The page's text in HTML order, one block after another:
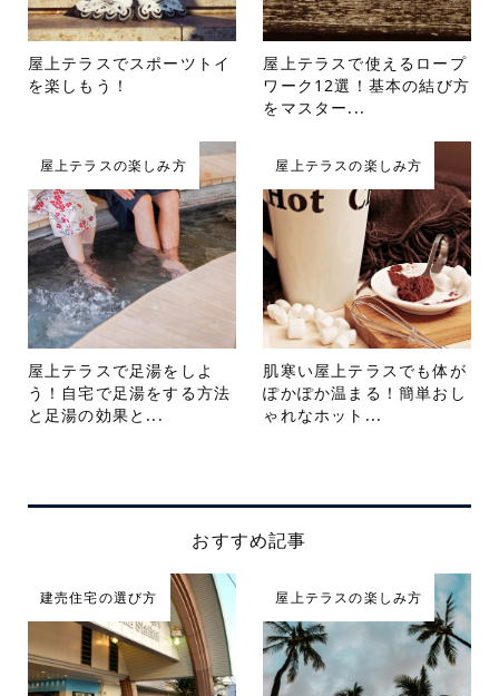
屋上テラスでスポーツトイ
を楽しもう！
屋上テラスで使えるロープ
ワーク12選！基本の結び方
をマスター...
屋上テラスの楽しみ方
屋上テラスで足湯をしよ
う！自宅で足湯をする方法
と足湯の効果と...
屋上テラスの楽しみ方
肌寒い屋上テラスでも体が
ぽかぽか温まる！簡単おし
ゃれなホット...
おすすめ記事
建売住宅の選び方 屋上テラスの楽しみ方